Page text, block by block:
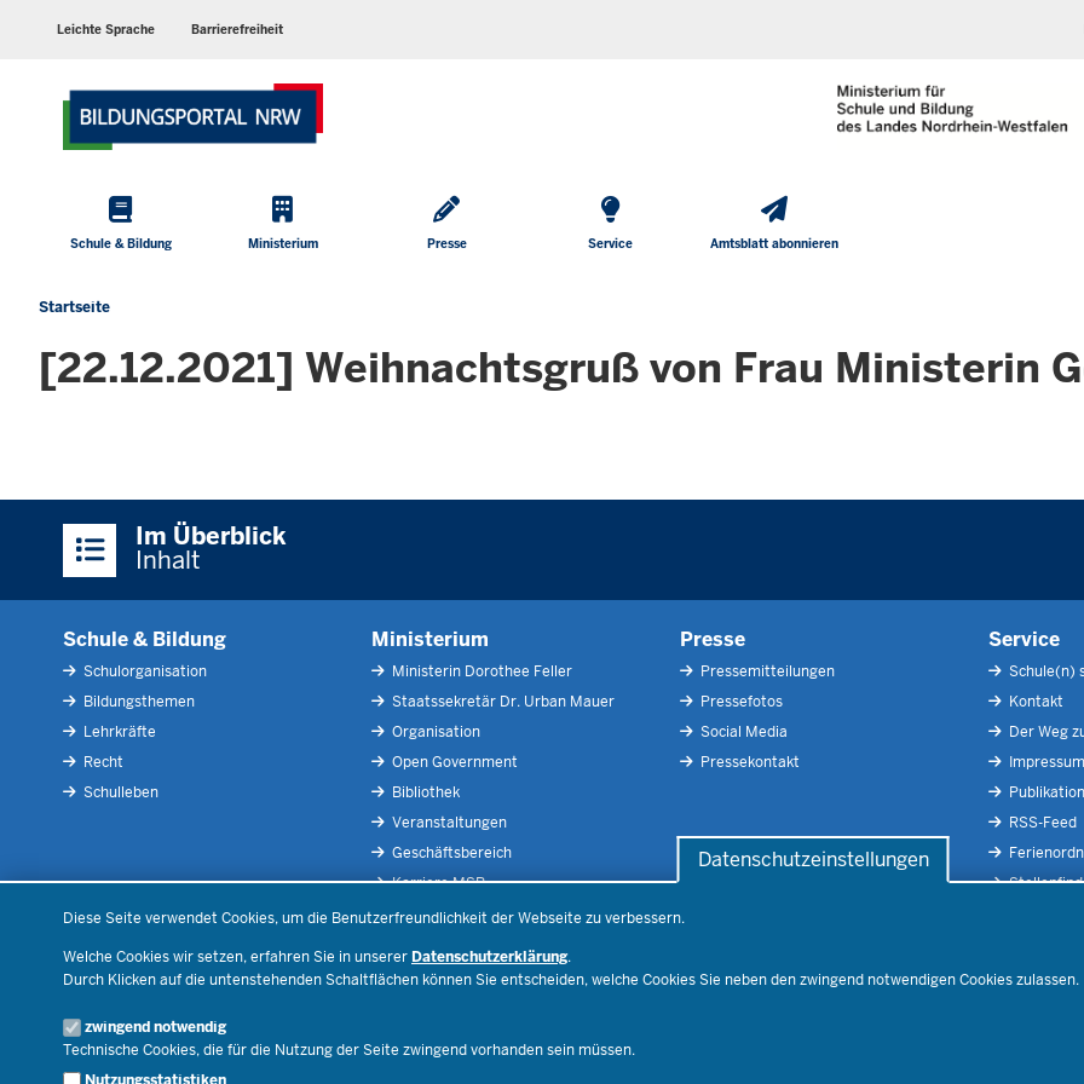
Datenschutzeinstellungen
Diese Seite verwendet Cookies, um die Benutzerfreundlichkeit der Webseite zu verbessern.
Welche Cookies wir setzen, erfahren Sie in unserer Datenschutzerklärung.
Durch Klicken auf die untenstehenden Schaltflächen können Sie entscheiden, welche Cookies Sie neben den zwingend notwendigen Cookies zulassen.
zwingend notwendig
Technische Cookies, die für die Nutzung der Seite zwingend vorhanden sein müssen.
Sprachen
Leichte Sprache Barrierefreiheit
Hauptmenü
Schule & Bildung Ministerium Presse Service Amtsblatt abonnieren
Sie
sich
Startseite
[22.12.2021] Weihnachtsgruß von Frau Ministerin
Im Überblick
Inhalt
Schule & Bildung
Schulorganisation
Bildungsthemen
Lehrkräfte
Recht
Schulleben
Ministerium
Ministerin Dorothee Feller
Staatssekretär Dr. Urban Mauer
Organisation
Open Government
Bibliothek
Veranstaltungen
Geschäftsbereich
Karriere.MSB
Presse
Pressemitteilungen
Pressefotos
Social Media
Pressekontakt
Service
Schule(n)
Kontakt
Der Weg
Impressum
RSS-Feed